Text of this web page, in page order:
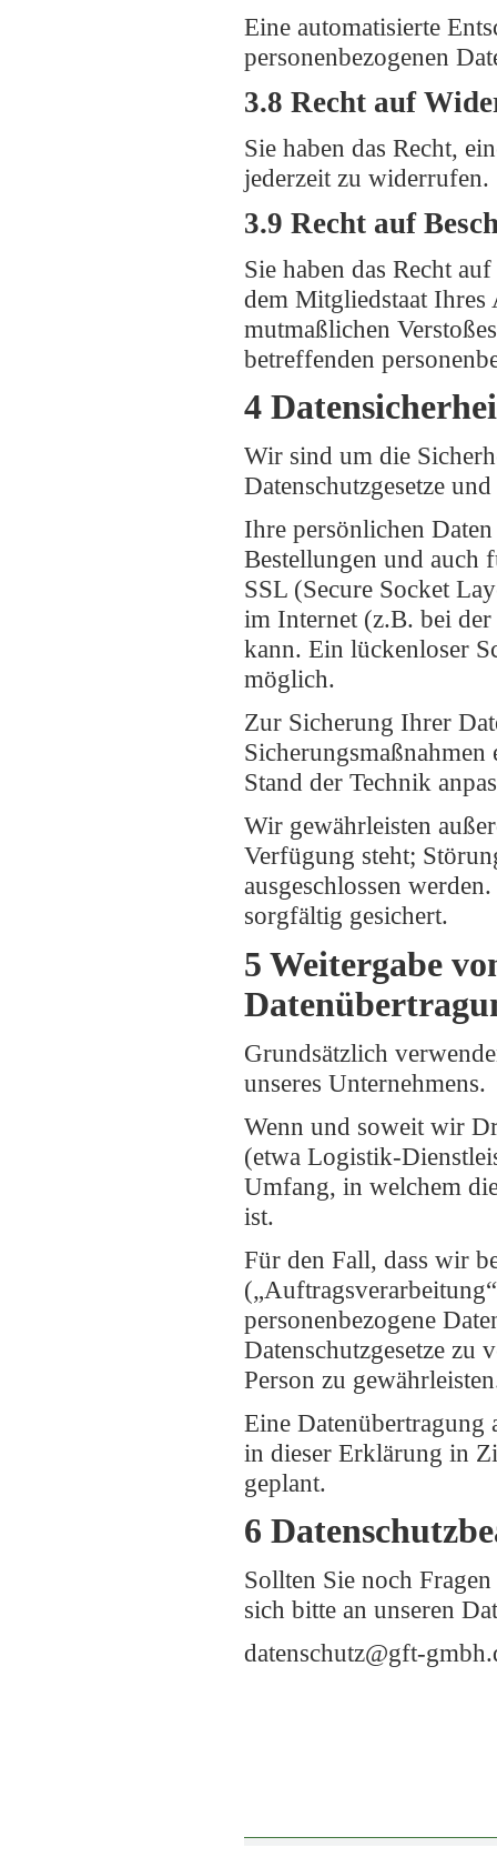
Eine automatisierte
personenbezogenen
3.8 Recht auf
Sie haben das Recht,
jederzeit zu widerrufen.
3.9 Recht auf
Sie haben das Recht
dem Mitgliedstaat Ihres
mutmaßlichen
betreffenden
4
Wir sind um die
Datenschutzgesetze
Ihre persönlichen
Bestellungen und auch
SSL (Secure Socket
im Internet (z.B. bei
kann. Ein lückenloser
möglich.
Zur Sicherung Ihrer
Stand der Technik
Wir gewährleisten
Verfügung steht;
ausgeschlossen
sorgfältig gesichert.
5 Weitergabe
Grundsätzlich
unseres Unternehmens.
Wenn und soweit wir
(etwa Logistik-
Umfang, in welchem
ist.
Für den Fall, dass wir
personenbezogene
Datenschutzgesetze zu
Person zu
Eine Datenübertragung
in dieser Erklärung in
geplant.
6
Sollten Sie noch
sich bitte an unseren
datenschutz@gft-